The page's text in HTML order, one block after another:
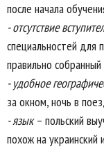
после начала
- отсутствие
специальностей для
правильно
- удобное
за окном, ночь в
- язык– польский
похож на украинский